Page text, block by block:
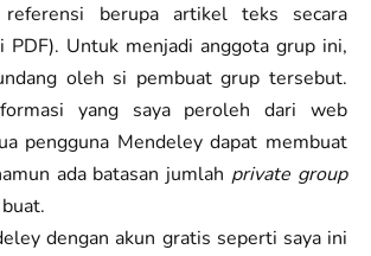
referensi berupa artikel teks secara
PDF). Untuk menjadi anggota grup ini,
oleh si pembuat grup tersebut.
yang saya peroleh dari web
pengguna Mendeley dapat membuat
ada batasan jumlah private group
dengan akun gratis seperti saya ini